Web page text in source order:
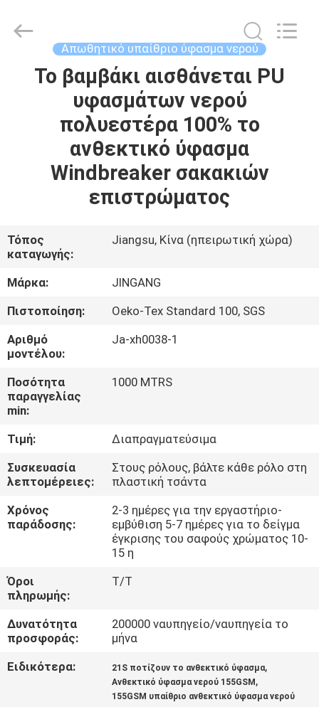
ΣΠΊΤΙ
ΠΡΟΪΌΝΤΑ
ΠΕΡΊΠΟΥ
ΓΎΡΟΣ
ΕΡΓΟΣΤΑΣΊΩΝ
ΠΟΙΟΤΙΚΌΣ
ΈΛΕΓΧΟΣ
ΜΑΣ
ΕΛΆΤΕ
ΕΠΑΦΉ
ΜΕ
ΕΙΔΉΣΕΙΣ
ΠΕΡΙΠΤΏΣΕΙΣ
COMPANY
NEWS
SITEMAP
Textile
Co.,Ltd.
Απωθητικό υπαίθριο ύφασμα νερού
Το βαμβάκι αισθάνεται PU
υφασμάτων νερού
πολυεστέρα 100% το
ανθεκτικό ύφασμα
Windbreaker σακακιών
επιστρώματος
Τόπος
καταγωγής:
Jiangsu, Κίνα (ηπειρωτική χώρα)
Μάρκα:
JINGANG
Πιστοποίηση:
Oeko-Tex Standard 100, SGS
Αριθμό
μοντέλου:
Ja-xh0038-1
Ποσότητα
παραγγελίας
min:
1000 MTRS
Τιμή:
Διαπραγματεύσιμα
Συσκευασία
λεπτομέρειες:
Στους ρόλους, βάλτε κάθε ρόλο στη
πλαστική τσάντα
Χρόνος
παράδοσης:
2-3 ημέρες για την εργαστήριο-
εμβύθιση 5-7 ημέρες για το δείγμα
έγκρισης του σαφούς χρώματος 10-
15 η
Όροι
πληρωμής:
T/T
Δυνατότητα
προσφοράς:
200000 ναυπηγείο/ναυπηγεία το
μήνα
Ειδικότερα:
21S ποτίζουν το ανθεκτικό ύφασμα,
Ανθεκτικό ύφασμα νερού 155GSM ,
155GSM υπαίθριο ανθεκτικό ύφασμα νερού